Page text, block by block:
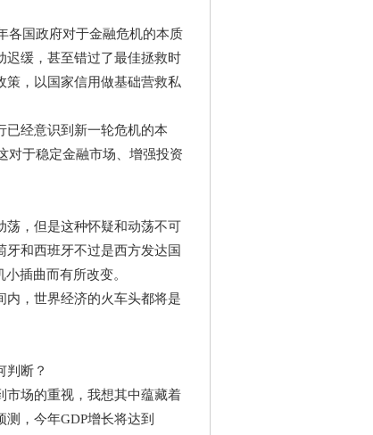
国政府对于金融危机的本质
迟缓，甚至错过了最佳拯救时
策，以国家信用做基础营救私
经意识到新一轮危机的本
对于稳定金融市场、增强投资
，但是这种怀疑和动荡不可
和西班牙不过是西方发达国
插曲而有所改变。
，世界经济的火车头都将是
断？
场的重视，我想其中蕴藏着
，今年GDP增长将达到